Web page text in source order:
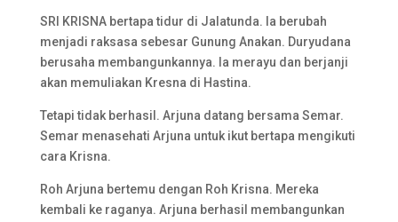
SRI KRISNA bertapa tidur di Jalatunda. Ia berubah
menjadi raksasa sebesar Gunung Anakan. Duryudana
berusaha membangunkannya. Ia merayu dan berjanji
akan memuliakan Kresna di Hastina.
Tetapi tidak berhasil. Arjuna datang bersama Semar.
Semar menasehati Arjuna untuk ikut bertapa mengikuti
cara Krisna.
Roh Arjuna bertemu dengan Roh Krisna. Mereka
kembali ke raganya. Arjuna berhasil membangunkan